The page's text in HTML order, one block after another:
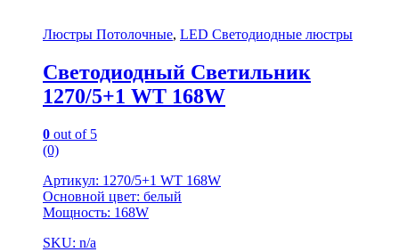
Люстры Потолочные, LED Светодиодные люстры
Светодиодный Светильник
1270/5+1 WT 168W
0 out of 5
(0)
Артикул: 1270/5+1 WT 168W
Основной цвет: белый
Мощность: 168W
SKU: n/a